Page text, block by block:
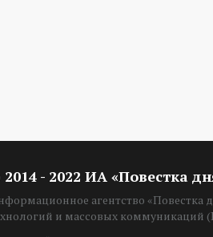
- 2022 ИА «Повестка
агентство «Повестка
и массовых коммуникаций